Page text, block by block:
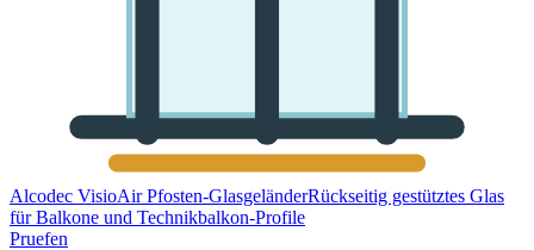
Alcodec VisioAir Pfosten-GlasgeländerRückseitig gestütztes Glas
für Balkone und Technikbalkon-Profile
Pruefen